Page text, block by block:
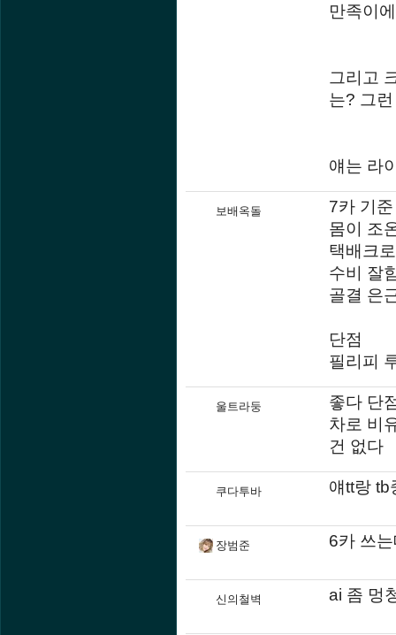
만족이
그리고
는? 그
얘는 라
보배옥돌
7카 기
몸이 조
택배크
수비 잘
골결 은
단점
필리피
울트라둥
좋다 단
차로 비
건 없다
쿠다투바 얘tt랑 tb
장범준 6카 쓰
신의철벽 ai 좀 멍